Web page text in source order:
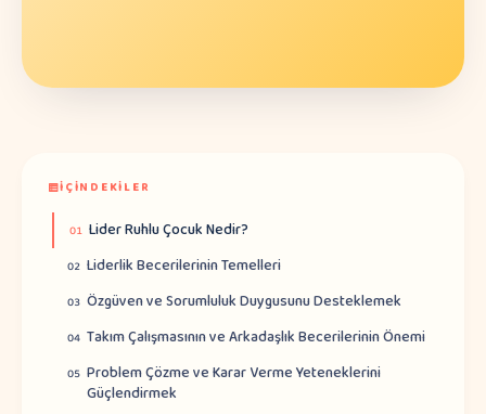
İÇINDEKILER
01 Lider Ruhlu Çocuk Nedir?
02 Liderlik Becerilerinin Temelleri
03 Özgüven ve Sorumluluk Duygusunu Desteklemek
04 Takım Çalışmasının ve Arkadaşlık Becerilerinin Önemi
05 Problem Çözme ve Karar Verme Yeteneklerini
Güçlendirmek